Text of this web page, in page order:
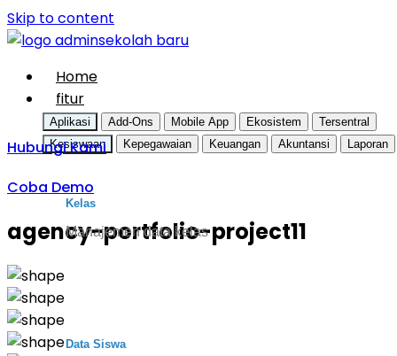
Skip to content
Home
fitur
Aplikasi Add-Ons Mobile App Ekosistem
Tersentral
Kesiswaan
Kepegawaian Keuangan Akuntansi Laporan
Kelas
Manajemen data kelas
Data Siswa
Hubungi Kami
Coba Demo
agency-portfolio-project11